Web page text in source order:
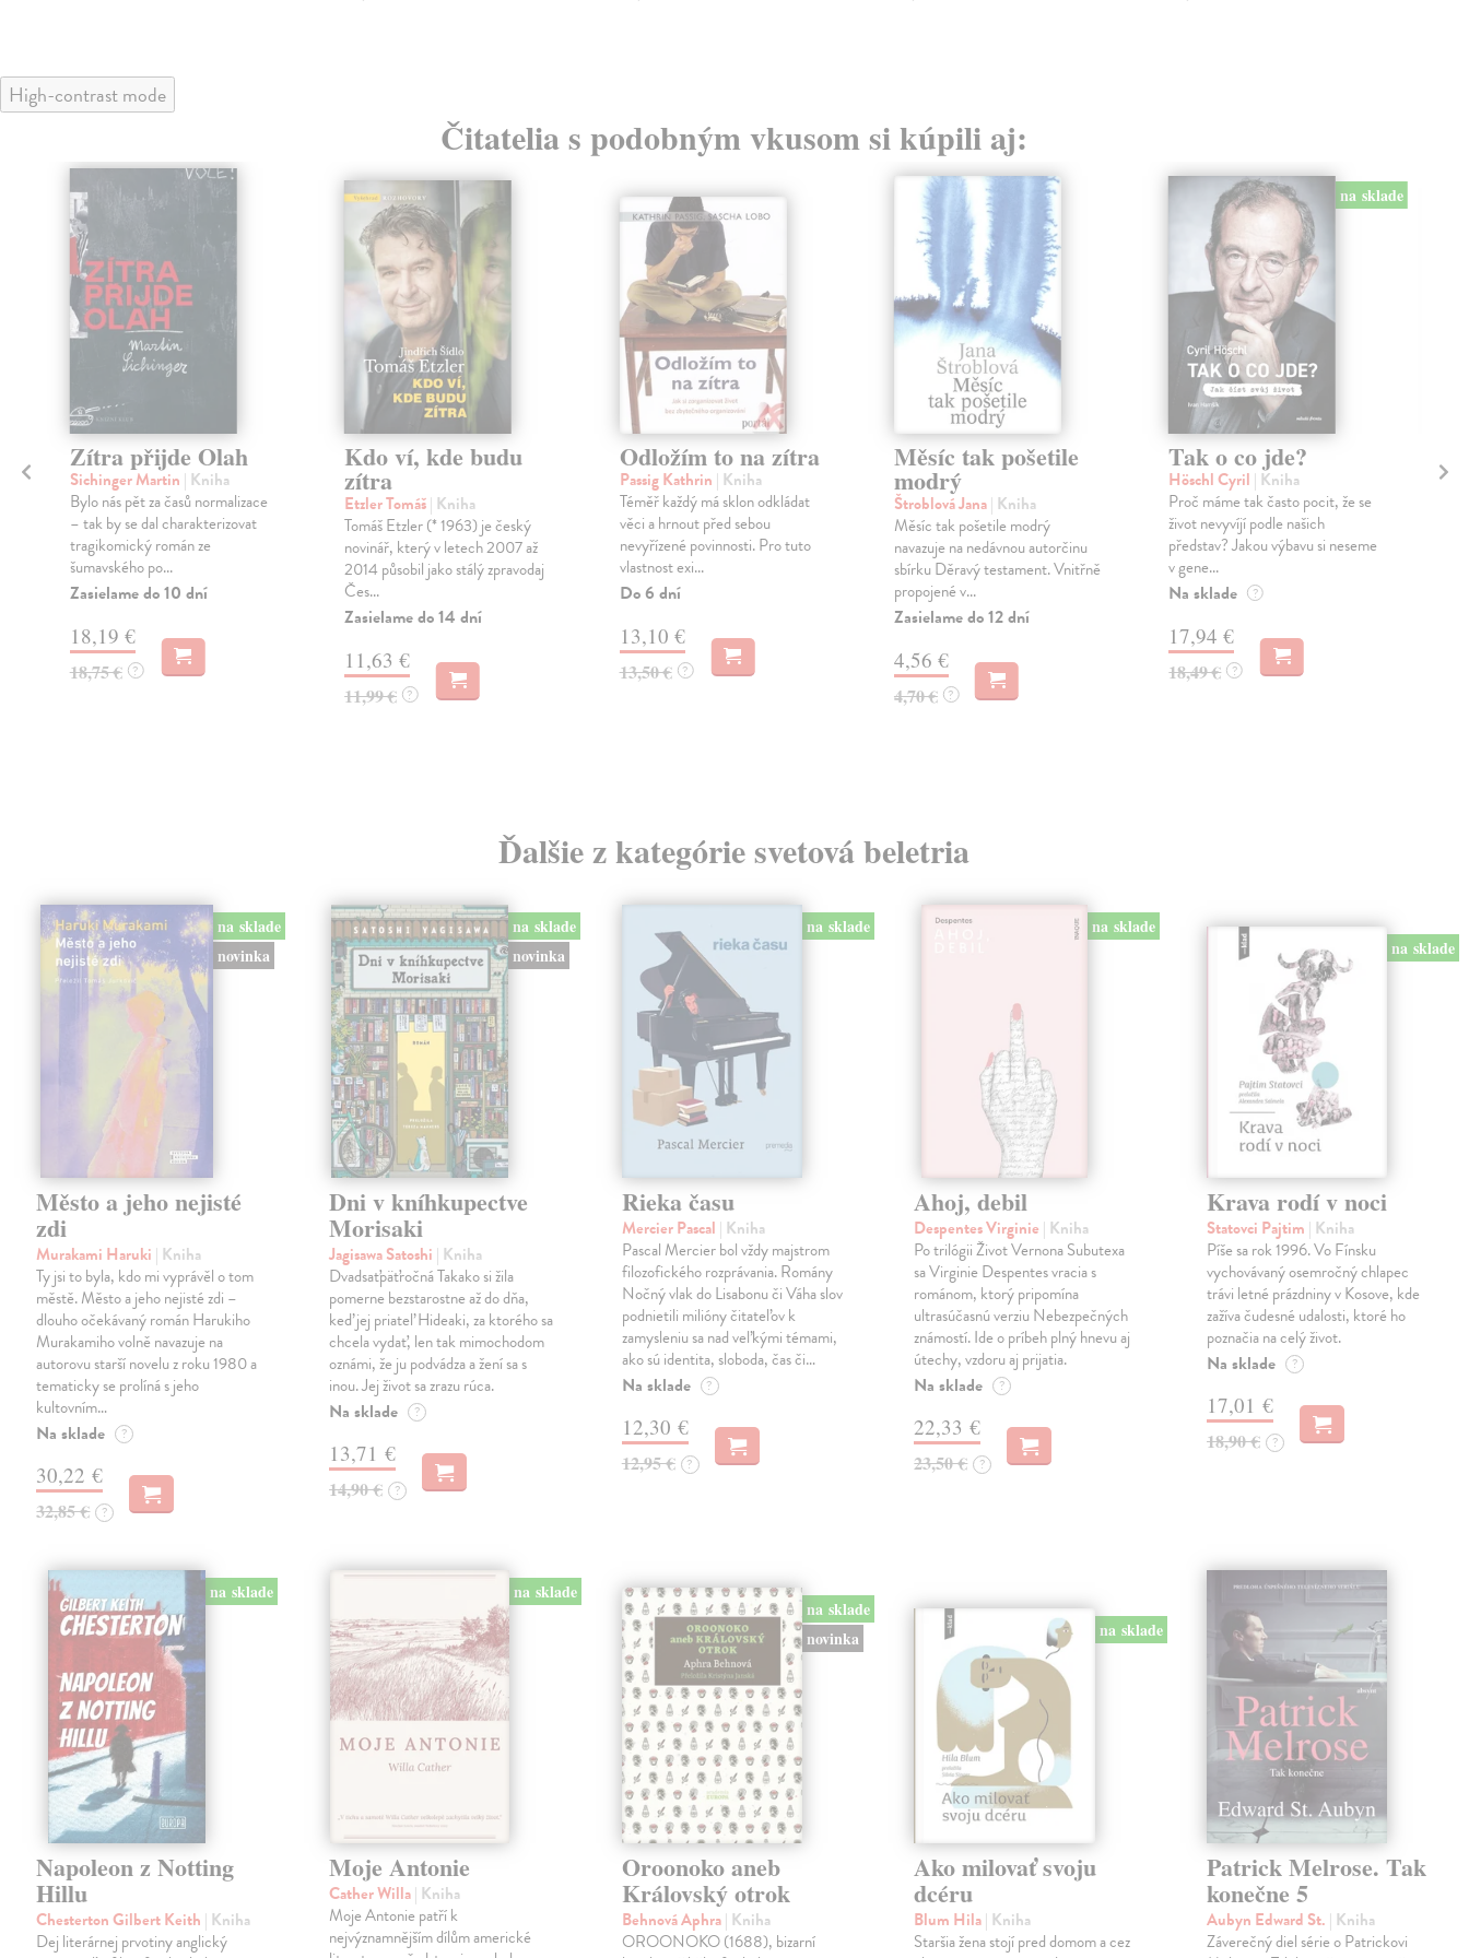
High-contrast mode
Čitatelia s podobným vkusom si kúpili aj:
Zítra přijde Olah
Sichinger Martin | Kniha
Bylo nás pět za časů normalizace
– tak by se dal charakterizovat
tragikomický román ze
šumavského po...
Zasielame do 10 dní
18,19 €
18,75 € ?
Kdo ví, kde budu
zítra
Etzler Tomáš| Kniha
Tomáš Etzler (* 1963) je český
novinář, který v letech 2007 až
2014 působil jako stálý zpravodaj
Čes...
Zasielame do 14 dní
11,63 €
11,99 € ?
Odložím to na zítra
Passig Kathrin | Kniha
Téměř každý má sklon odkládat
věci a hrnout před sebou
nevyřízené povinnosti. Pro tuto
vlastnost exi...
Do 6 dní
13,10 €
13,50 € ?
Měsíc tak pošetile
modrý
Štroblová Jana| Kniha
Měsíc tak pošetile modrý
navazuje na nedávnou autorčinu
sbírku Děravý testament. Vnitřně
propojené v...
Zasielame do 12 dní
4,56 €
4,70 € ?
na sklade
Tak o co jde?
Höschl Cyril | Kniha
Proč máme tak často pocit, že se
život nevyvíjí podle našich
představ? Jakou výbavu si neseme
v gene...
Na sklade ?
17,94 €
18,49 € ?
Ďalšie z kategórie svetová beletria
na sklade
novinka
Město a jeho nejisté
zdi
Murakami Haruki | Kniha
Ty jsi to byla, kdo mi vyprávěl o tom
městě. Město a jeho nejisté zdi –
dlouho očekávaný román Harukiho
Murakamiho volně navazuje na
autorovu starší novelu z roku 1980 a
tematicky se prolíná s jeho
kultovním…
Na sklade ?
30,22 €
32,85 € ?
na sklade
novinka
Dni v kníhkupectve
Morisaki
Jagisawa Satoshi | Kniha
Dvadsaťpäťročná Takako si žila
pomerne bezstarostne až do dňa,
keď jej priateľ Hideaki, za ktorého sa
chcela vydať, len tak mimochodom
oznámi, že ju podvádza a žení sa s
inou. Jej život sa zrazu rúca.
Na sklade ?
13,71 €
14,90 € ?
na sklade
Rieka času
Mercier Pascal | Kniha
Pascal Mercier bol vždy majstrom
filozofického rozprávania. Romány
Nočný vlak do Lisabonu či Váha slov
podnietili milióny čitateľov k
zamysleniu sa nad veľkými témami,
ako sú identita, sloboda, čas či…
Na sklade ?
12,30 €
12,95 € ?
na sklade
Ahoj, debil
Despentes Virginie | Kniha
Po trilógii Život Vernona Subutexa
sa Virginie Despentes vracia s
románom, ktorý pripomína
ultrasúčasnú verziu Nebezpečných
známostí. Ide o príbeh plný hnevu aj
útechy, vzdoru aj prijatia.
Na sklade ?
22,33 €
23,50 € ?
na sklade
Krava rodí v noci
Statovci Pajtim | Kniha
Píše sa rok 1996. Vo Fínsku
vychovávaný osemročný chlapec
trávi letné prázdniny v Kosove, kde
zažíva čudesné udalosti, ktoré ho
poznačia na celý život.
Na sklade ?
17,01 €
18,90 € ?
na sklade
Napoleon z Notting
Hillu
Chesterton Gilbert Keith | Kniha
Dej literárnej prvotiny anglický
na sklade
Moje Antonie
Cather Willa| Kniha
Moje Antonie patří k
nejvýznamnějším dílům americké
na sklade
novinka
Oroonoko aneb
Královský otrok
Behnová Aphra| Kniha
OROONOKO (1688), bizarní
na sklade
Ako milovať svoju
dcéru
Blum Hila| Kniha
Staršia žena stojí pred domom a cez
Patrick Melrose. Tak
konečne 5
Aubyn Edward St. | Kniha
Záverečný diel série o Patrickovi